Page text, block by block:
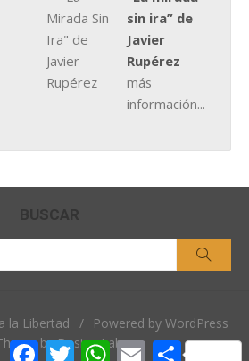
sin ira” de
Javier
Rupérez
más
información...
BUSCAR
la Libertad /
Powered by WordPress
by Design Lab
Facebook
TwitterWhatsApp
EmailCompartir